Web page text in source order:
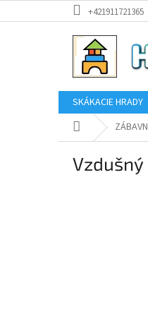
na
+421911721365
SKÁKACIE HRADY
Domov